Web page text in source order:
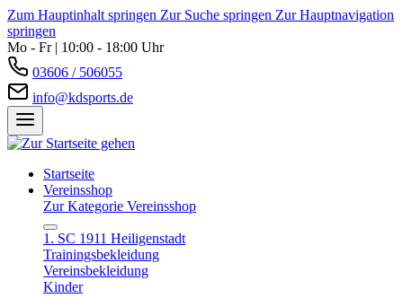
Zum Hauptinhalt springen Zur Suche springen Zur Hauptnavigation
springen
Mo - Fr | 10:00 - 18:00 Uhr
03606 / 506055
info@kdsports.de
Startseite
Vereinsshop
Zur Kategorie Vereinsshop
1. SC 1911 Heiligenstadt
Trainingsbekleidung
Vereinsbekleidung
Kinder